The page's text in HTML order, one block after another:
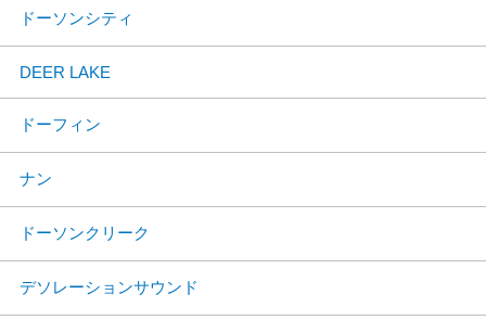
ドーソンシティ
DEER LAKE
ドーフィン
ナン
ドーソンクリーク
デソレーションサウンド